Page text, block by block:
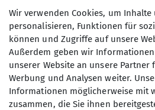
Wir verwenden Cookies, um Inhalte
personalisieren, Funktionen für
können und Zugriffe auf unsere
Außerdem geben wir
unserer Website an unsere Partner
Werbung und Analysen weiter.
Informationen möglicherweise mit
zusammen, die Sie ihnen